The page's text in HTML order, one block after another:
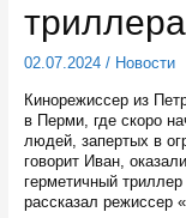
триллера
02.07.2024/ Новости
Кинорежиссер из
в Перми, где скоро
людей, запертых в
говорит Иван,
герметичный
рассказал режиссер